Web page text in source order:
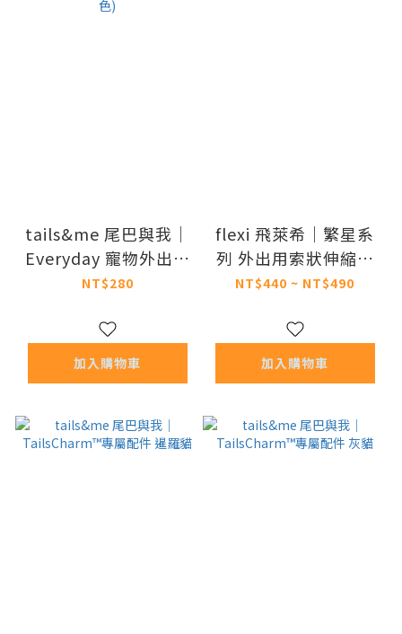
tails&me 尾巴與我｜
Everyday 寵物外出摺
疊碗 (共4色)
NT$280
加入購物車
flexi 飛萊希｜繁星系
列 外出用索狀伸縮牽
繩
NT$440 ~ NT$490
加入購物車